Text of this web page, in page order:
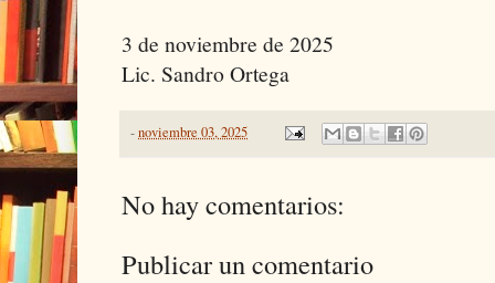
3 de noviembre de 2025
Lic. Sandro Ortega
-noviembre 03, 2025
No hay comentarios:
Publicar un comentario